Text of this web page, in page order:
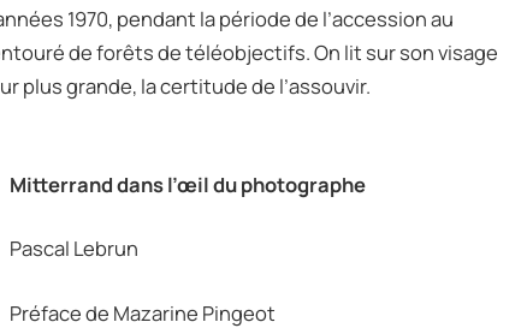
1970, pendant la période de l’accession au
de forêts de téléobjectifs. On lit sur son visage
plus grande, la certitude de l’assouvir.
Mitterrand dans l’œil du photographe
Pascal Lebrun
Préface de Mazarine Pingeot